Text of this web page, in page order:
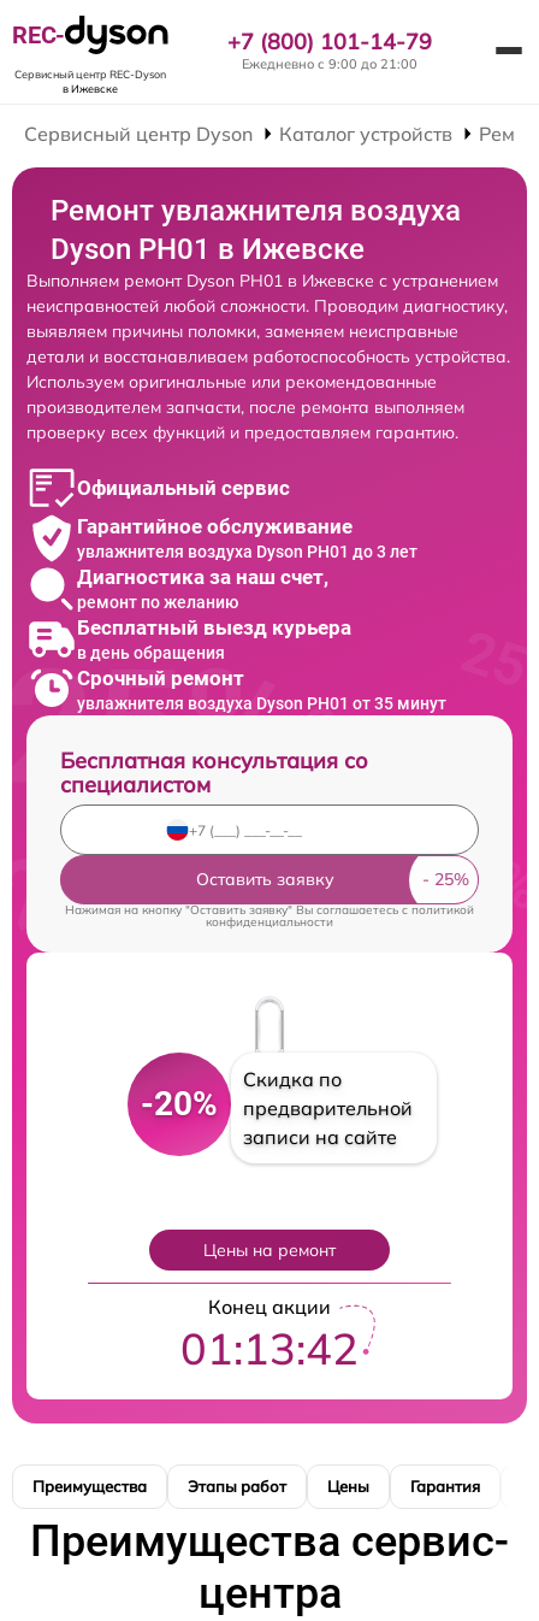
REC-
Сервисный центр REC-Dyson
в Ижевске
+7 (800) 101-14-79
Ежедневно с 9:00 до 21:00
Сервисный центр Dyson Каталог устройств
Ремонт увлажнителя воздуха
Dyson PH01 в Ижевске
Выполняем ремонт Dyson PH01 в Ижевске с устранением
неисправностей любой сложности. Проводим диагностику,
выявляем причины поломки, заменяем неисправные
детали и восстанавливаем работоспособность устройства.
Используем оригинальные или рекомендованные
производителем запчасти, после ремонта выполняем
проверку всех функций и предоставляем гарантию.
Официальный сервис
Гарантийное обслуживание
увлажнителя воздуха Dyson PH01 до 3 лет
Диагностика за наш счет,
ремонт по желанию
Бесплатный выезд курьера
в день обращения
Срочный ремонт
увлажнителя воздуха Dyson PH01 от 35 минут
Бесплатная консультация со
специалистом
Оставить заявку
Нажимая на кнопку "Оставить заявку" Вы соглашаетесь cполитикой
конфиденциальности
-20%
Скидка по
предварительной
записи на сайте
Цены на ремонт
Конец акции
01:13:41
Преимущества Этапы работ Цены Гарантия
Преимущества сервис-
центра